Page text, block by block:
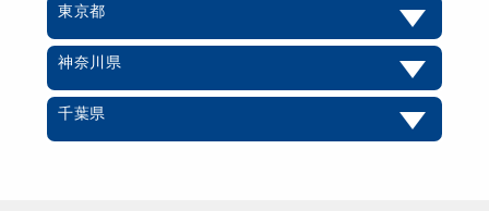
東京都
神奈川県
千葉県